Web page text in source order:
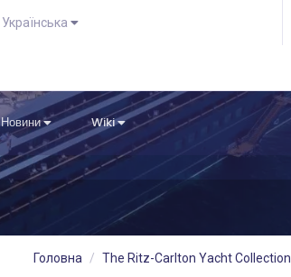
Українська
Новини Wiki
Головна The Ritz-Carlton Yacht Collection